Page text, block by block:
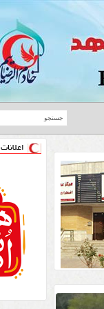
اعلانات